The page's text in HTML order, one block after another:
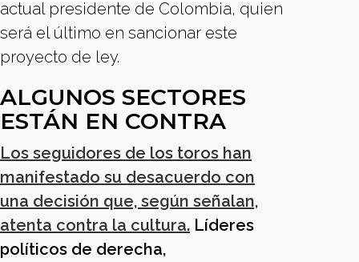
actual presidente de Colombia, quien
será el último en sancionar este
proyecto de ley.
ALGUNOS SECTORES
ESTÁN EN CONTRA
Los seguidores de los toros han
manifestado su desacuerdo con
una decisión que, según señalan,
atenta contra la cultura. Líderes
políticos de derecha,